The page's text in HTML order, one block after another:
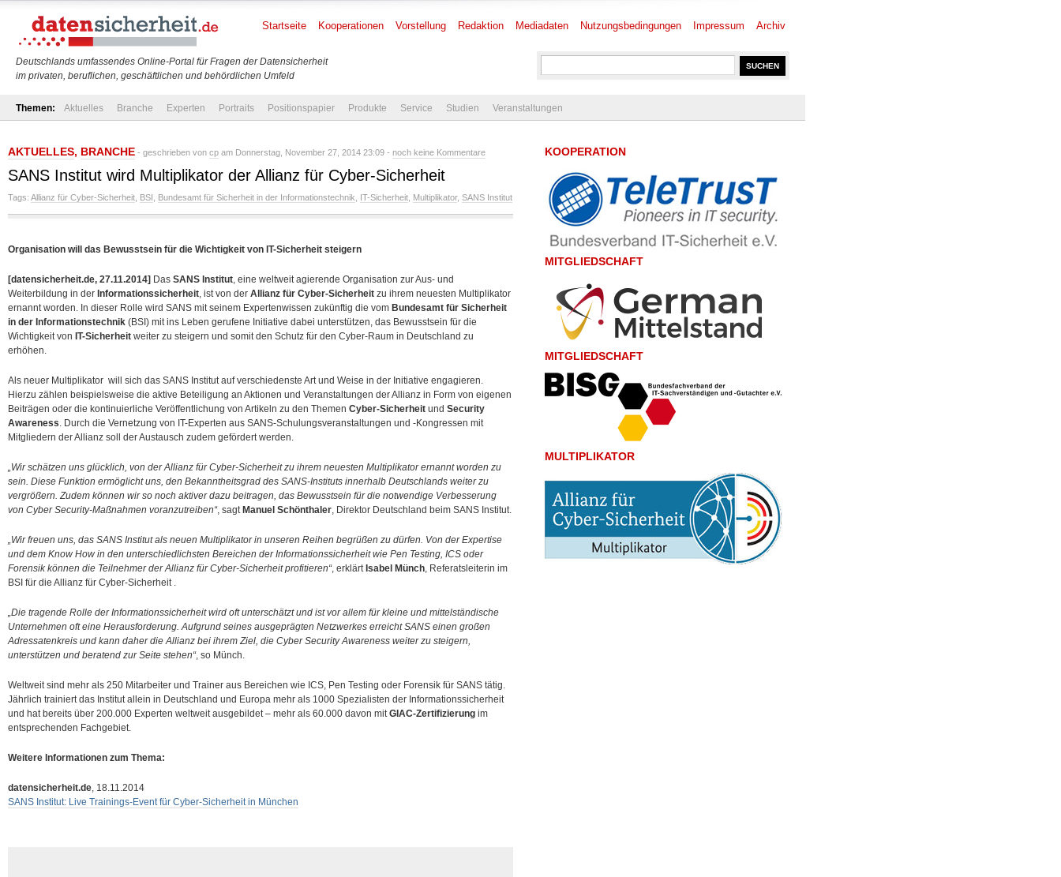
Deutschlands umfassendes Online-Portal für Fragen der Datensicherheit
im privaten, beruflichen, geschäftlichen und behördlichen Umfeld
Startseite Kooperationen Vorstellung Redaktion Mediadaten Nutzungsbedingungen Impressum Archiv
Themen: Aktuelles Branche Experten Portraits Positionspapier Produkte Service Studien Veranstaltungen
AKTUELLES, BRANCHE - geschrieben von cp am Donnerstag, November 27, 2014 23:09 - noch keine Kommentare
SANS Institut wird Multiplikator der Allianz für Cyber-Sicherheit
Tags: Allianz für Cyber-Sicherheit BSI Bundesamt für Sicherheit in der Informationstechnik IT-Sicherheit Multiplikator, SANS Institut
Organisation will das Bewusstsein für die Wichtigkeit von IT-Sicherheit steigern
[datensicherheit.de, 27.11.2014] Das SANS Institut, eine weltweit agierende Organisation zur Aus- und
Weiterbildung in der Informationssicherheit, ist von der Allianz für Cyber-Sicherheit zu ihrem neuesten Multiplikator
ernannt worden. In dieser Rolle wird SANS mit seinem Expertenwissen zukünftig die vom Bundesamt für Sicherheit
in der Informationstechnik (BSI) mit ins Leben gerufene Initiative dabei unterstützen, das Bewusstsein für die
Wichtigkeit von IT-Sicherheit weiter zu steigern und somit den Schutz für den Cyber-Raum in Deutschland zu
erhöhen.
Als neuer Multiplikator will sich das SANS Institut auf verschiedenste Art und Weise in der Initiative engagieren.
Hierzu zählen beispielsweise die aktive Beteiligung an Aktionen und Veranstaltungen der Allianz in Form von eigenen
Beiträgen oder die kontinuierliche Veröffentlichung von Artikeln zu den Themen Cyber-Sicherheit und Security
Awareness. Durch die Vernetzung von IT-Experten aus SANS-Schulungsveranstaltungen und -Kongressen mit
Mitgliedern der Allianz soll der Austausch zudem gefördert werden.
„Wir schätzen uns glücklich, von der Allianz für Cyber-Sicherheit zu ihrem neuesten Multiplikator ernannt worden zu
sein. Diese Funktion ermöglicht uns, den Bekanntheitsgrad des SANS-Instituts innerhalb Deutschlands weiter zu
vergrößern. Zudem können wir so noch aktiver dazu beitragen, das Bewusstsein für die notwendige Verbesserung
von Cyber Security-Maßnahmen voranzutreiben“, sagt Manuel Schönthaler, Direktor Deutschland beim SANS Institut.
„Wir freuen uns, das SANS Institut als neuen Multiplikator in unseren Reihen begrüßen zu dürfen. Von der Expertise
und dem Know How in den unterschiedlichsten Bereichen der Informationssicherheit wie Pen Testing, ICS oder
Forensik können die Teilnehmer der Allianz für Cyber-Sicherheit profitieren“, erklärt Isabel Münch, Referatsleiterin im
BSI für die Allianz für Cyber-Sicherheit .
„Die tragende Rolle der Informationssicherheit wird oft unterschätzt und ist vor allem für kleine und mittelständische
Unternehmen oft eine Herausforderung. Aufgrund seines ausgeprägten Netzwerkes erreicht SANS einen großen
Adressatenkreis und kann daher die Allianz bei ihrem Ziel, die Cyber Security Awareness weiter zu steigern,
unterstützen und beratend zur Seite stehen“, so Münch.
Weltweit sind mehr als 250 Mitarbeiter und Trainer aus Bereichen wie ICS, Pen Testing oder Forensik für SANS tätig.
Jährlich trainiert das Institut allein in Deutschland und Europa mehr als 1000 Spezialisten der Informationssicherheit
und hat bereits über 200.000 Experten weltweit ausgebildet – mehr als 60.000 davon mitGIAC-Zertifizierung im
entsprechenden Fachgebiet.
Weitere Informationen zum Thema:
datensicherheit.de, 18.11.2014
SANS Institut: Live Trainings-Event für Cyber-Sicherheit in München
KOOPERATION
MITGLIEDSCHAFT
MITGLIEDSCHAFT
MULTIPLIKATOR